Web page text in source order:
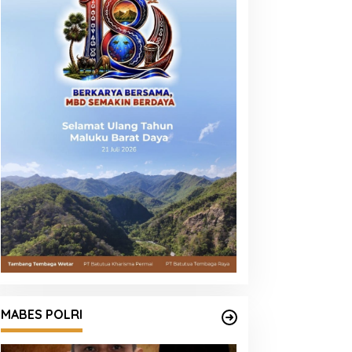
MABES POLRI